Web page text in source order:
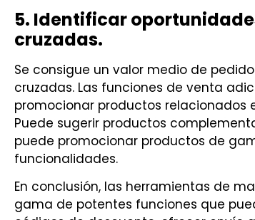
5. Identificar
cruzadas.
Se consigue un valor medio de
cruzadas. Las funciones de venta
promocionar productos relacionados
Puede sugerir productos
puede promocionar productos de
funcionalidades.
En conclusión, las herramientas de
gama de potentes funciones que